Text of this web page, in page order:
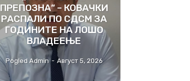
ПРЕПОЗНА“ – КОВАЧКИ
РАСПАЛИ ПО СДСМ ЗА
ГОДИНИТЕ НА ЛОШО
ВЛАДЕЕЊЕ
Pogled Admin - Август 5, 2026